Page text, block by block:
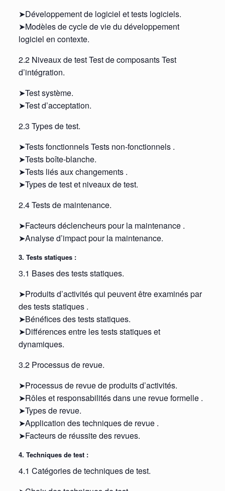
➤Développement de logiciel et tests logiciels.
➤Modèles de cycle de vie du développement
logiciel en contexte.
2.2 Niveaux de test Test de composants Test
d’intégration.
➤Test système.
➤Test d’acceptation.
2.3 Types de test.
➤Tests fonctionnels Tests non-fonctionnels .
➤Tests boîte-blanche.
➤Tests liés aux changements .
➤Types de test et niveaux de test.
2.4 Tests de maintenance.
➤Facteurs déclencheurs pour la maintenance .
➤Analyse d’impact pour la maintenance.
3. Tests statiques :
3.1 Bases des tests statiques.
➤Produits d’activités qui peuvent être examinés par
des tests statiques .
➤Bénéfices des tests statiques.
➤Différences entre les tests statiques et
dynamiques.
3.2 Processus de revue.
➤Processus de revue de produits d’activités.
➤Rôles et responsabilités dans une revue formelle .
➤Types de revue.
➤Application des techniques de revue .
➤Facteurs de réussite des revues.
4. Techniques de test :
4.1 Catégories de techniques de test.